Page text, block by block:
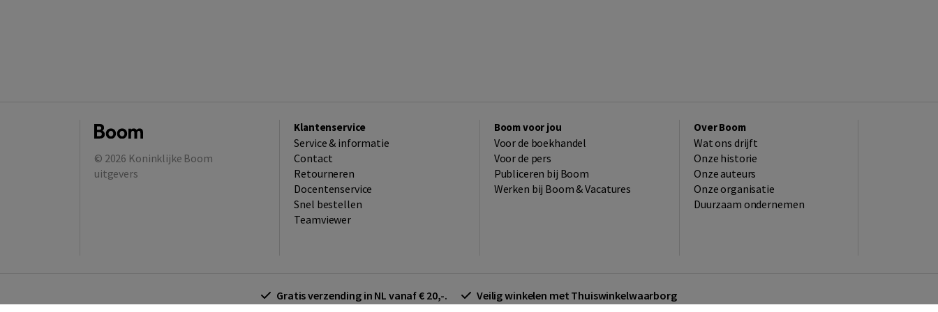
© 2026 Koninklijke Boom
uitgevers
Klantenservice
Service & informatie
Contact
Retourneren
Docentenservice
Snel bestellen
Teamviewer
Boom voor jou
Voor de boekhandel
Voor de pers
Publiceren bij Boom
Werken bij Boom & Vacatures
Over Boom
Wat ons drijft
Onze historie
Onze auteurs
Onze organisatie
Duurzaam ondernemen
Gratis verzending in NL vanaf € 20,-. Veilig winkelen met Thuiswinkelwaarborg